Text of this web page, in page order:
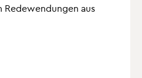
Re­de­wen­dun­gen aus